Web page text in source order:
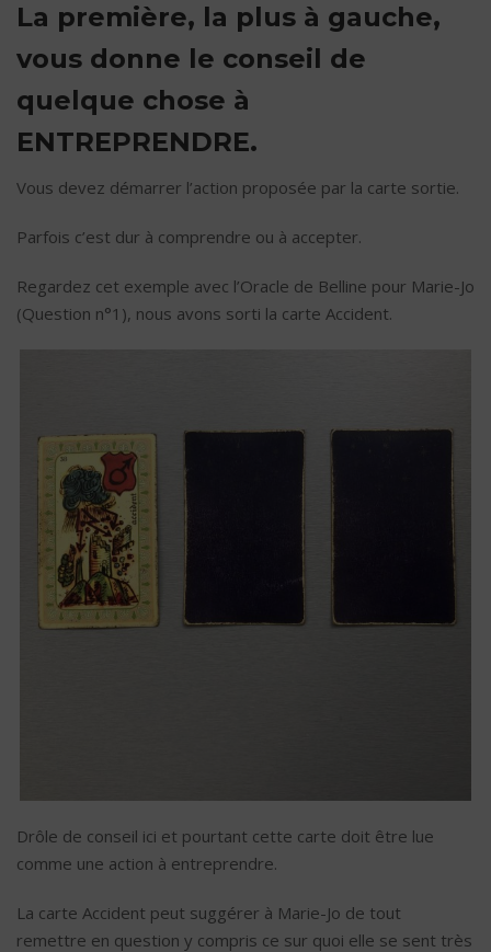
La première, la plus à gauche,
vous donne le conseil de
quelque chose à
ENTREPRENDRE.
Vous devez démarrer l’action proposée par la carte sortie.
Parfois c’est dur à comprendre ou à accepter.
Regardez cet exemple avec l’Oracle de Belline pour Marie-Jo
(Question n°1), nous avons sorti la carte Accident.
Drôle de conseil ici et pourtant cette carte doit être lue
comme une action à entreprendre.
La carte Accident peut suggérer à Marie-Jo de tout
remettre en question y compris ce sur quoi elle se sent très